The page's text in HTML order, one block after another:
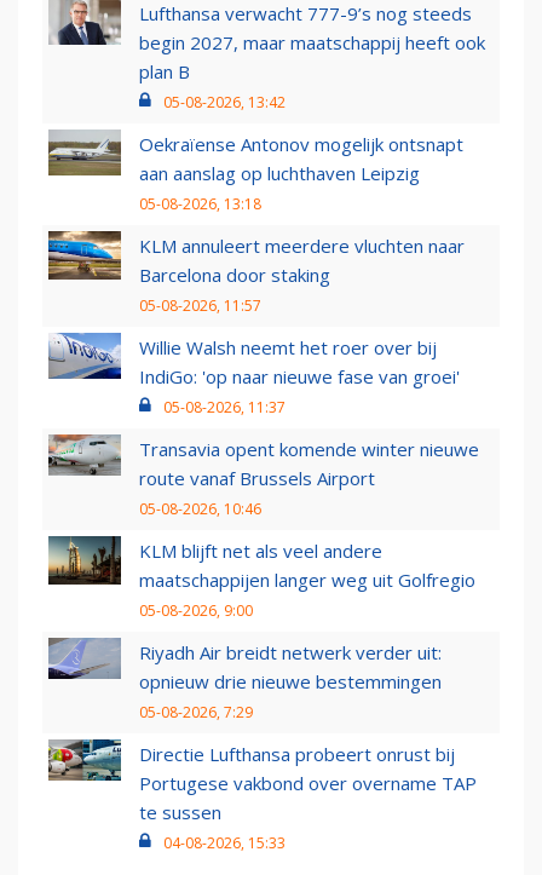
Lufthansa verwacht 777-9’s nog steeds
begin 2027, maar maatschappij heeft ook
plan B
05-08-2026, 13:42
Oekraïense Antonov mogelijk ontsnapt
aan aanslag op luchthaven Leipzig
05-08-2026, 13:18
KLM annuleert meerdere vluchten naar
Barcelona door staking
05-08-2026, 11:57
Willie Walsh neemt het roer over bij
IndiGo: 'op naar nieuwe fase van groei'
05-08-2026, 11:37
Transavia opent komende winter nieuwe
route vanaf Brussels Airport
05-08-2026, 10:46
KLM blijft net als veel andere
maatschappijen langer weg uit Golfregio
05-08-2026, 9:00
Riyadh Air breidt netwerk verder uit:
opnieuw drie nieuwe bestemmingen
05-08-2026, 7:29
Directie Lufthansa probeert onrust bij
Portugese vakbond over overname TAP
te sussen
04-08-2026, 15:33